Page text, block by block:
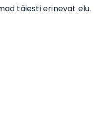
täiesti erinevat elu.